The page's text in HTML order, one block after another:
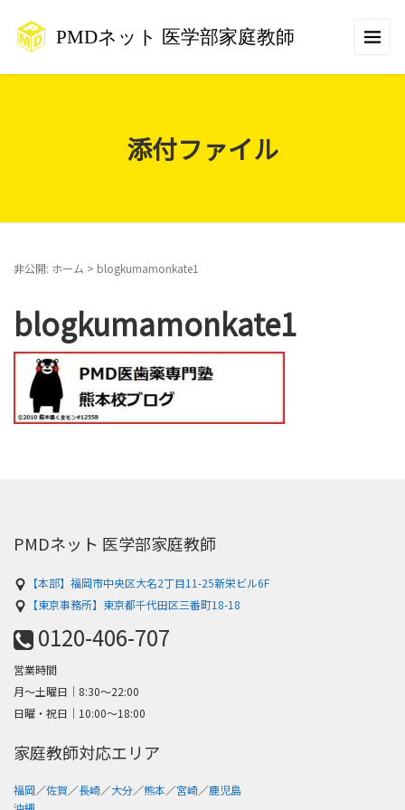
添付ファイル
非公開: ホーム > blogkumamonkate1
blogkumamonkate1
PMDネット 医学部家庭教師
【本部】福岡市中央区大名2丁目11-25新栄ビル6F
【東京事務所】東京都千代田区三番町18-18
0120-406-707
営業時間
月～土曜日│8:30〜22:00
日曜・祝日│10:00〜18:00
家庭教師対応エリア
福岡／佐賀／長崎／大分／熊本／宮崎／鹿児島